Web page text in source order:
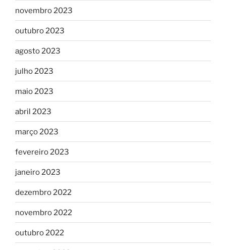
novembro 2023
outubro 2023
agosto 2023
julho 2023
maio 2023
abril 2023
março 2023
fevereiro 2023
janeiro 2023
dezembro 2022
novembro 2022
outubro 2022